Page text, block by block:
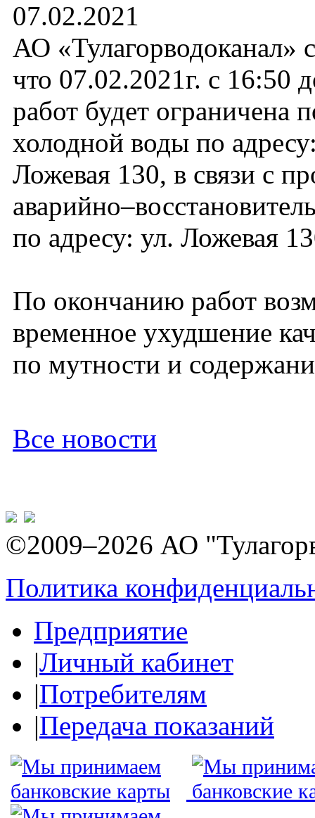
07.02.2021
АО «Тулагорводоканал»
что 07.02.2021г. с 16:50
работ будет ограничена
холодной воды по
Ложевая 130, в связи с
по адресу: ул. Ложевая
По окончанию работ
временное ухудшение
по мутности и
Все новости
©2009–2026 АО
Политика
Предприятие
|Личный кабинет
|Потребителям
|Передача показаний